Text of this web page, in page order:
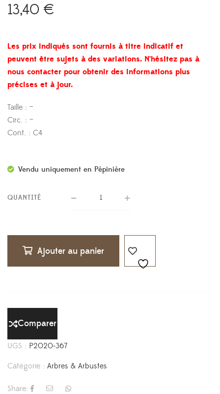
13,40 €
Les prix indiqués sont fournis à titre indicatif et
peuvent être sujets à des variations. N’hésitez pas à
nous contacter pour obtenir des informations plus
précises et à jour.
Taille : –
Circ. : –
Cont. : C4
Vendu uniquement en Pépinière
QUANTITÉ
Ajouter au panier
Comparer
UGS : P2020-367
Catégorie : Arbres & Arbustes
Share: